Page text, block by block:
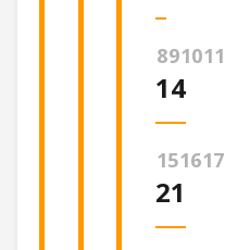
891011
14
151617
21